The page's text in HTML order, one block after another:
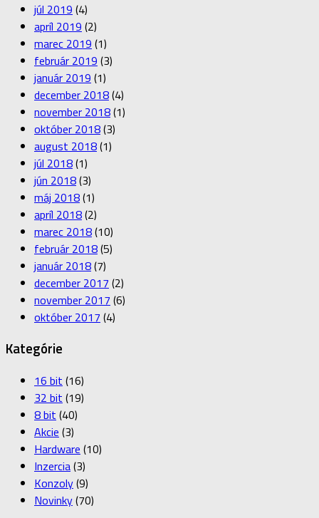
júl 2019 (4)
apríl 2019 (2)
marec 2019 (1)
február 2019 (3)
január 2019 (1)
december 2018(4)
november 2018(1)
október 2018(3)
august 2018(1)
júl 2018(1)
jún 2018(3)
máj 2018(1)
apríl 2018(2)
marec 2018(10)
február 2018(5)
január 2018(7)
december 2017 (2)
november 2017 (6)
október 2017 (4)
Kategórie
16 bit (16)
32 bit (19)
8 bit (40)
Akcie (3)
Hardware (10)
Inzercia(3)
Konzoly(9)
Novinky(70)